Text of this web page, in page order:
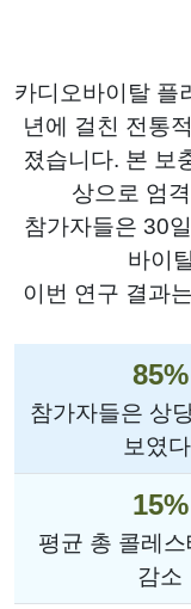
카디오바이탈 플
년에 걸친 전통
졌습니다. 본 보
상으로 엄
참가자들은 30
바이
이번 연구 결과
85%
참가자들은 상
보였
15%
평균 총 콜레스
감소